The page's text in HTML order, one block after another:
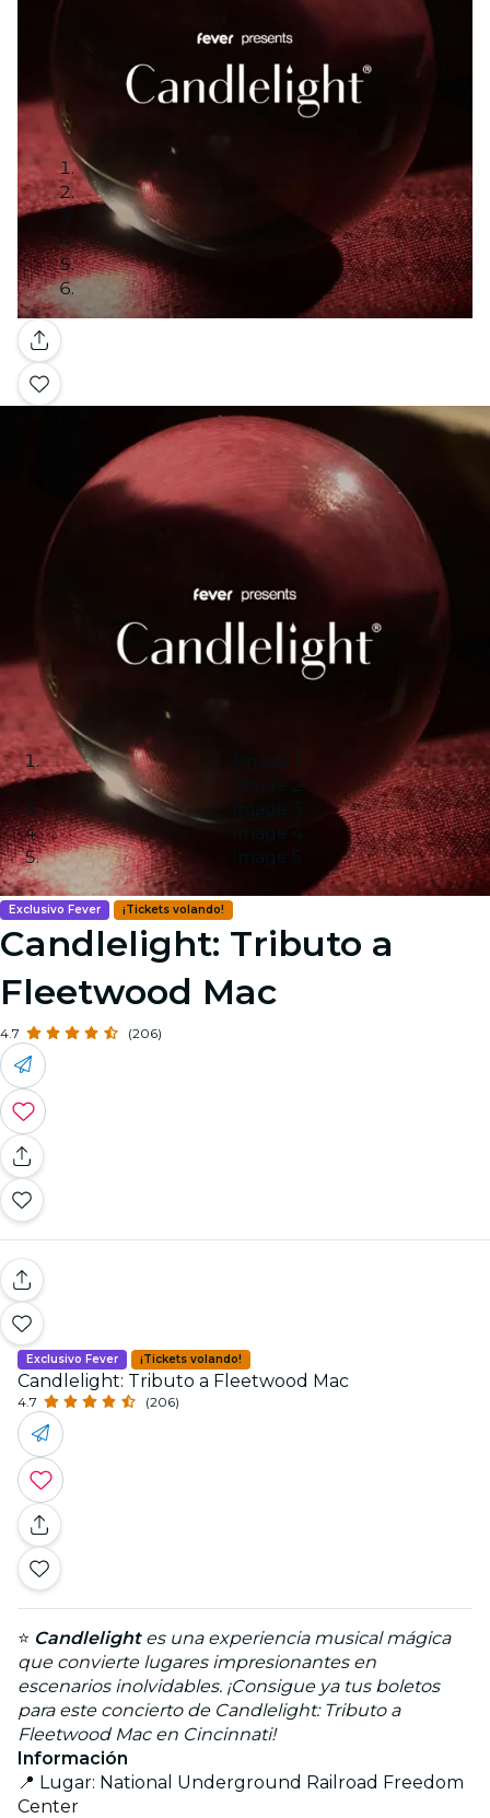
Galería
Image 1
Image 2
Image 3
Image 4
Image 5
Exclusivo Fever ¡Tickets volando!
Candlelight: Tributo a
Fleetwood Mac
4.7 (206)
Exclusivo Fever ¡Tickets volando!
Candlelight: Tributo a Fleetwood Mac
4.7 (206)
⭐ Candlelightes una experiencia musical mágica
que convierte lugares impresionantes en
escenarios inolvidables. ¡Consigue ya tus boletos
para este concierto de Candlelight: Tributo a
Fleetwood Mac en Cincinnati!
Información
📍 Lugar: National Underground Railroad Freedom
Center